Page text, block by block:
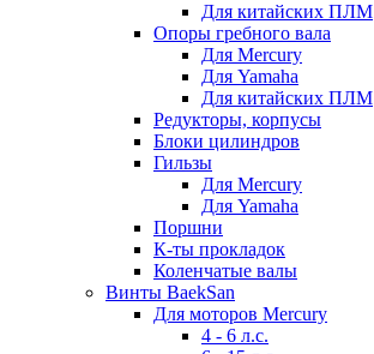
Для китайских ПЛМ
Опоры гребного вала
Для Mercury
Для Yamaha
Для китайских ПЛМ
Редукторы, корпусы
Блоки цилиндров
Гильзы
Для Mercury
Для Yamaha
Поршни
К-ты прокладок
Коленчатые валы
Винты BaekSan
Для моторов Mercury
4 - 6 л.с.